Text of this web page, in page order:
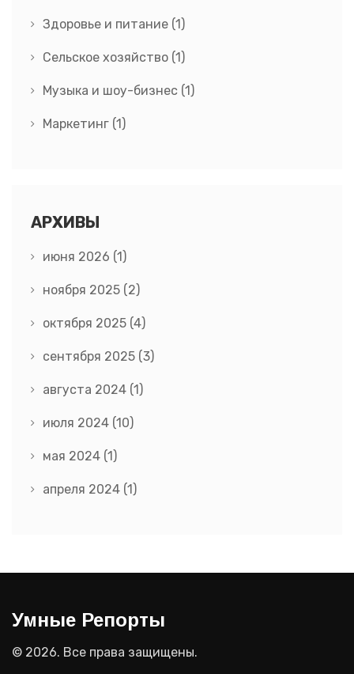
Здоровье и питание (1)
Сельское хозяйство (1)
Музыка и шоу-бизнес (1)
Маркетинг (1)
АРХИВЫ
июня 2026 (1)
ноября 2025 (2)
октября 2025 (4)
сентября 2025 (3)
августа 2024 (1)
июля 2024 (10)
мая 2024 (1)
апреля 2024 (1)
Умные Репорты
© 2026. Все права защищены.